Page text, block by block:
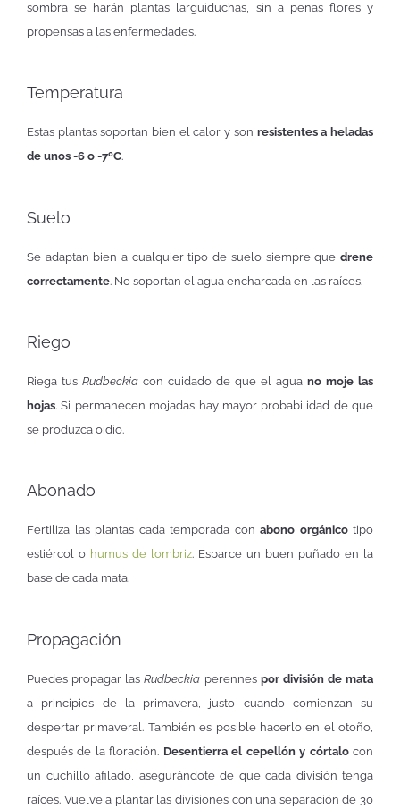
sombra se harán plantas larguiduchas, sin a penas flores y
propensas a las enfermedades.
Temperatura
Estas plantas soportan bien el calor y son resistentes a heladas
de unos -6 o -7ºC.
Suelo
Se adaptan bien a cualquier tipo de suelo siempre que drene
correctamente. No soportan el agua encharcada en las raíces.
Riego
Riega tus Rudbeckia con cuidado de que el agua no moje las
hojas. Si permanecen mojadas hay mayor probabilidad de que
se produzca oidio.
Abonado
Fertiliza las plantas cada temporada con abono orgánicotipo
estiércol o humus de lombriz. Esparce un buen puñado en la
base de cada mata.
Propagación
Puedes propagar lasRudbeckia perennes por división de mata
a principios de la primavera, justo cuando comienzan su
despertar primaveral. También es posible hacerlo en el otoño,
después de la floración. Desentierra el cepellón y córtalocon
un cuchillo afilado, asegurándote de que cada división tenga
raíces. Vuelve a plantar las divisiones con una separación de 30